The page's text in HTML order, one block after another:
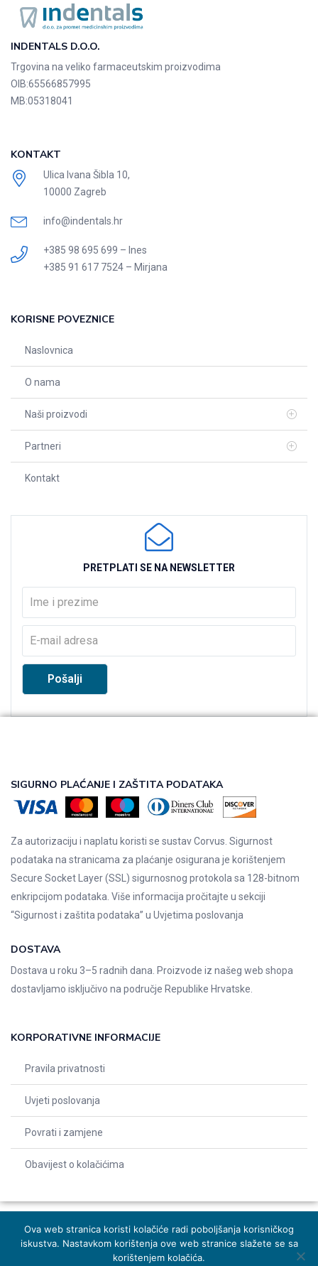
INDENTALS D.O.O.
Trgovina na veliko farmaceutskim proizvodima
OIB:65566857995
MB:05318041
KONTAKT
Ulica Ivana Šibla 10,
10000 Zagreb
info@indentals.hr
+385 98 695 699 – Ines
+385 91 617 7524 – Mirjana
KORISNE POVEZNICE
Naslovnica
O nama
Naši proizvodi
Partneri
Kontakt
PRETPLATI SE NA NEWSLETTER
SIGURNO PLAĆANJE I ZAŠTITA PODATAKA
Za autorizaciju i naplatu koristi se sustav Corvus. Sigurnost
podataka na stranicama za plaćanje osigurana je korištenjem
Secure Socket Layer (SSL) sigurnosnog protokola sa 128-bitnom
enkripcijom podataka. Više informacija pročitajte u sekciji
“Sigurnost i zaštita podataka” u Uvjetima poslovanja
DOSTAVA
Dostava u roku 3–5 radnih dana. Proizvode iz našeg web shopa
dostavljamo isključivo na područje Republike Hrvatske.
KORPORATIVNE INFORMACIJE
Pravila privatnosti
Uvjeti poslovanja
Povrati i zamjene
Obavijest o kolačićima
© 2026 Indentals. Sva prava pridržana – Design by Michel studio
Ova web stranica koristi kolačiće radi poboljšanja korisničkog
iskustva. Nastavkom korištenja ove web stranice slažete se sa
korištenjem kolačića.